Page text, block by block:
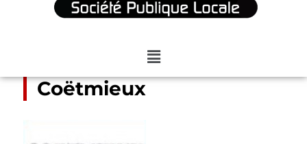
Coëtmieux